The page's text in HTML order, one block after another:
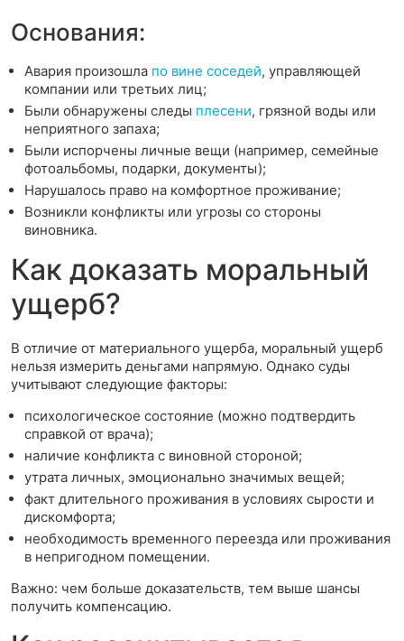
Основания:
Авария произошла по вине соседей, управляющей
компании или третьих лиц;
Были обнаружены следы плесени, грязной воды или
неприятного запаха;
Были испорчены личные вещи (например, семейные
фотоальбомы, подарки, документы);
Нарушалось право на комфортное проживание;
Возникли конфликты или угрозы со стороны
виновника.
Как доказать моральный
ущерб?
В отличие от материального ущерба, моральный ущерб
нельзя измерить деньгами напрямую. Однако суды
учитывают следующие факторы:
психологическое состояние (можно подтвердить
справкой от врача);
наличие конфликта с виновной стороной;
утрата личных, эмоционально значимых вещей;
факт длительного проживания в условиях сырости и
дискомфорта;
необходимость временного переезда или проживания
в непригодном помещении.
Важно: чем больше доказательств, тем выше шансы
получить компенсацию.